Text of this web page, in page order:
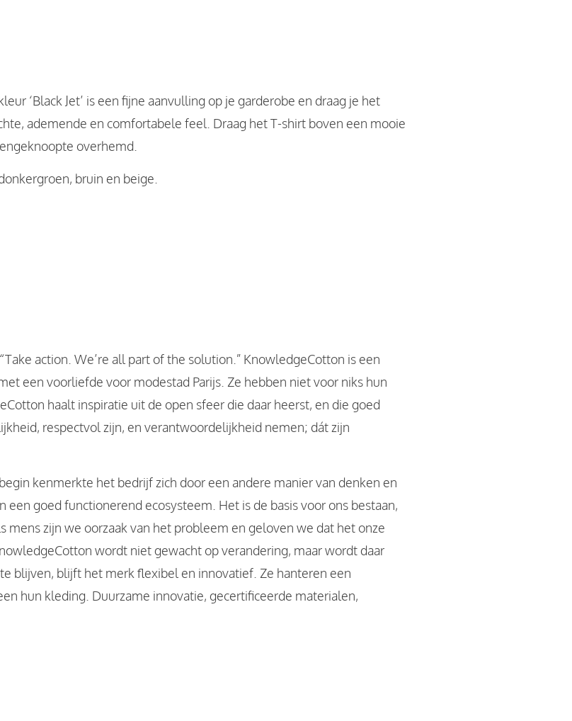
‘Black Jet’ is een fijne aanvulling op je garderobe en draag je het
ademende en comfortabele feel. Draag het T-shirt boven een mooie
overhemd.
bruin en beige.
action. We’re all part of the solution.”​ KnowledgeCotton is een
een voorliefde voor modestad Parijs. Ze hebben niet voor niks hun
haalt inspiratie uit de open sfeer die daar heerst, en die goed
respectvol zijn, en verantwoordelijkheid nemen; dát zijn
kenmerkte het bedrijf zich door een andere manier van denken en
goed functionerend ecosysteem. Het is de basis voor ons bestaan,
zijn we oorzaak van het probleem en geloven we dat het onze
wordt niet gewacht op verandering, maar wordt daar
blijven, blijft het merk flexibel en innovatief. Ze hanteren een
hun kleding. Duurzame innovatie, gecertificeerde materialen,